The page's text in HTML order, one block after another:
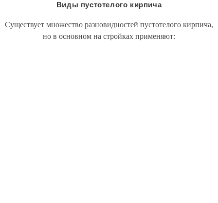
Виды пустотелого кирпича
Существует множество разновидностей пустотелого кирпича,
но в основном на стройках применяют: